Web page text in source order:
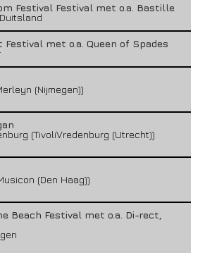
Festival Festival met o.a. Bastille
Festival met o.a. Queen of Spades
(Nijmegen))
(TivoliVredenburg (Utrecht))
(Den Haag))
Beach Festival met o.a. Di-rect,